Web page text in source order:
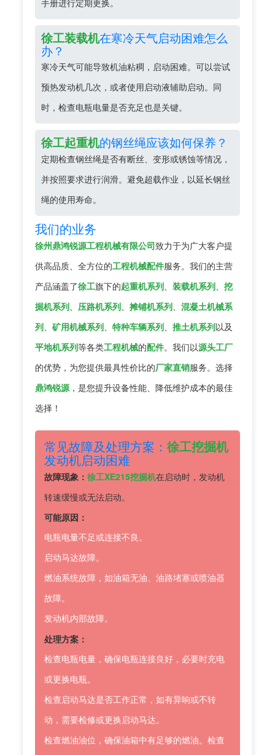
手册进行定期更换。
徐工装载机在寒冷天气启动困难怎么
办？
寒冷天气可能导致机油粘稠，启动困难。可以尝试
预热发动机几次，或者使用启动液辅助启动。同
时，检查电瓶电量是否充足也是关键。
徐工起重机的钢丝绳应该如何保养？
定期检查钢丝绳是否有断丝、变形或锈蚀等情况，
并按照要求进行润滑。避免超载作业，以延长钢丝
绳的使用寿命。
我们的业务
徐州鼎鸿锐源工程机械有限公司致力于为广大客户提
供高品质、全方位的工程机械配件服务。我们的主营
产品涵盖了徐工旗下的起重机系列、 装载机系列、 挖
掘机系列、 压路机系列、 摊铺机系列、 混凝土机械系
列、 矿用机械系列、 特种车辆系列、 推土机系列以及
平地机系列等各类工程机械的配件。我们以源头工厂
的优势，为您提供最具性价比的厂家直销服务。选择
鼎鸿锐源，是您提升设备性能、降低维护成本的最佳
选择！
常见故障及处理方案： 徐工挖掘机
发动机启动困难
故障现象： 徐工XE215挖掘机在启动时，发动机
转速缓慢或无法启动。
可能原因：
电瓶电量不足或连接不良。
启动马达故障。
燃油系统故障，如油箱无油、油路堵塞或喷油器
故障。
发动机内部故障。
处理方案：
检查电瓶电量，确保电瓶连接良好，必要时充电
或更换电瓶。
检查启动马达是否工作正常，如有异响或不转
动，需要检修或更换启动马达。
检查燃油油位，确保油箱中有足够的燃油。检查